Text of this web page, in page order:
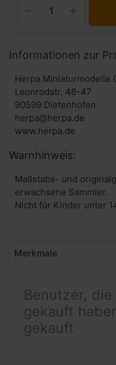
Informationen zur
Herpa Miniaturmodelle
Leonrodstr. 46-47
90599 Dietenhofen
herpa@herpa.de
www.herpa.de
Warnhinweis:
Maßstabs- und
erwachsene Sammler.
Nicht für Kinder unter
Merkmale
Benutzer,
gekauft
gekauft